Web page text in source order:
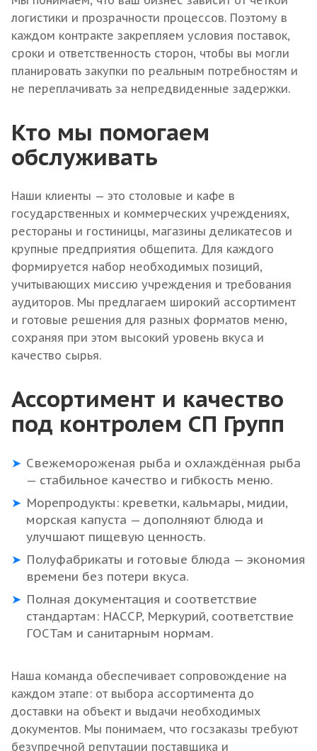
логистики и прозрачности процессов. Поэтому в
каждом контракте закрепляем условия поставок,
сроки и ответственность сторон, чтобы вы могли
планировать закупки по реальным потребностям и
не переплачивать за непредвиденные задержки.
Кто мы помогаем
обслуживать
Наши клиенты — это столовые и кафе в
государственных и коммерческих учреждениях,
рестораны и гостиницы, магазины деликатесов и
крупные предприятия общепита. Для каждого
формируется набор необходимых позиций,
учитывающих миссию учреждения и требования
аудиторов. Мы предлагаем широкий ассортимент
и готовые решения для разных форматов меню,
сохраняя при этом высокий уровень вкуса и
качество сырья.
Ассортимент и качество
под контролем СП Групп
Свежемороженая рыба и охлаждённая рыба
— стабильное качество и гибкость меню.
Морепродукты: креветки, кальмары, мидии,
морская капуста — дополняют блюда и
улучшают пищевую ценность.
Полуфабрикаты и готовые блюда — экономия
времени без потери вкуса.
Полная документация и соответствие
стандартам: HACCP, Меркурий, соответствие
ГОСТам и санитарным нормам.
Наша команда обеспечивает сопровождение на
каждом этапе: от выбора ассортимента до
доставки на объект и выдачи необходимых
документов. Мы понимаем, что госзаказы требуют
безупречной репутации поставщика и